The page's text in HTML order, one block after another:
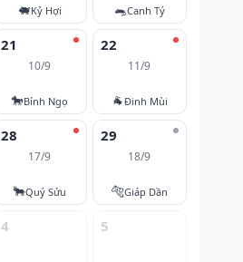
🐖Kỷ Hợi 🐀Canh Tý
21
10/9
🐎Bính Ngọ
22
11/9
🐐Đinh Mùi
28
17/9
🐂Quý Sửu
29
18/9
🐅Giáp Dần
4 5